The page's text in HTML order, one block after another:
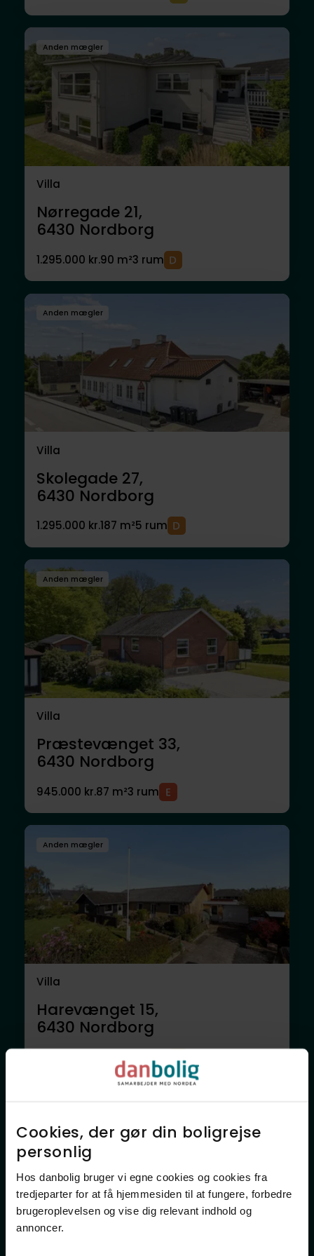
Cookies, der gør din boligrejse
personlig​
Hos danbolig bruger vi egne cookies og cookies fra
tredjeparter for at få hjemmesiden til at fungere, forbedre
brugeroplevelsen og vise dig relevant indhold og
annoncer.​
Anden mægler
Villa
Nørregade 21,
6430 Nordborg
1.295.000 kr.90 m²3 rum
Anden mægler
Villa
Skolegade 27,
6430 Nordborg
1.295.000 kr.187 m²5 rum
Anden mægler
Villa
Præstevænget 33,
6430 Nordborg
945.000 kr.87 m²3 rum
Anden mægler
Villa
Harevænget 15,
6430 Nordborg
158 m² 4 rum